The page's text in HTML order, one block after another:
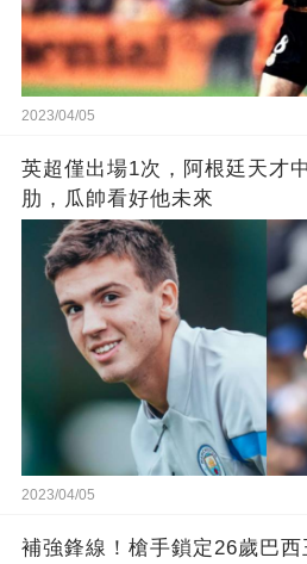
2023/04/05
英超僅出場1次，阿根廷天才
肋，瓜帥看好他未來
2023/04/05
補強鋒線！槍手鎖定26歲巴